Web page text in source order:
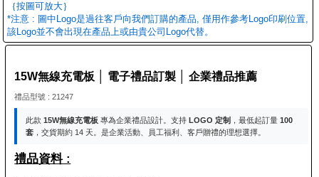
｛按圖可放大｝
*注意 : 圖中Logo是過往客戶向我們訂購的產品, 僅用作參考Logo印刷位置,
該Logo並不會出現在產品上或由貴公司Logo代替。
15W無線充電板 │ 電子禮品訂製 │ 企業禮品推薦
禮品型號 : 21247
此款 15W無線充電板 專為企業禮品設計。支持 LOGO 定制 ，最低起訂量 100
套，交貨期約 14 天。是企業活動、員工福利、客戶贈禮的理想選擇。
禮品資料 :